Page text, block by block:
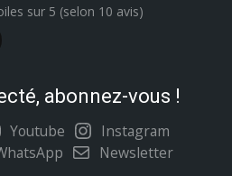
sur 5 (selon 10 avis)
abonnez-vous !
Youtube
Instagram
Newsletter